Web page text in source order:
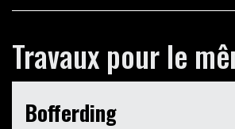
Travaux pour le
Bofferding